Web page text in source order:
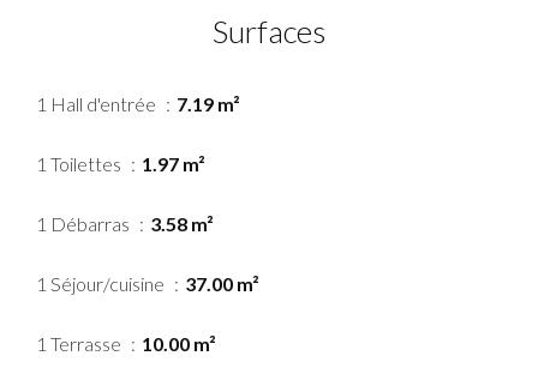
Surfaces
1 Hall d'entrée 7.19 m²
1 Toilettes 1.97 m²
1 Débarras 3.58 m²
1 Séjour/cuisine 37.00 m²
1 Terrasse 10.00 m²